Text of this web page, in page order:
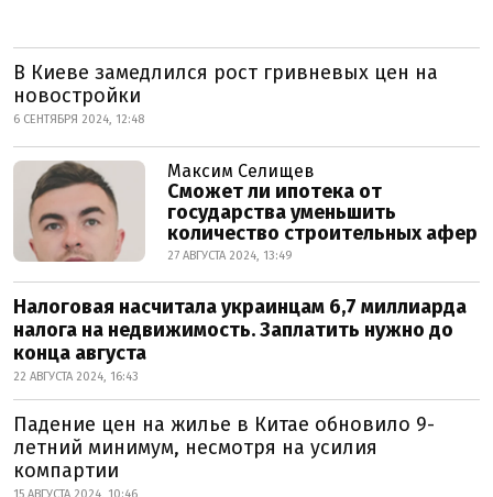
В Киеве замедлился рост гривневых цен на
новостройки
6 СЕНТЯБРЯ 2024, 12:48
Максим Селищев
Сможет ли ипотека от
государства уменьшить
количество строительных афер
27 АВГУСТА 2024, 13:49
Налоговая насчитала украинцам 6,7 миллиарда
налога на недвижимость. Заплатить нужно до
конца августа
22 АВГУСТА 2024, 16:43
Падение цен на жилье в Китае обновило 9-
летний минимум, несмотря на усилия
компартии